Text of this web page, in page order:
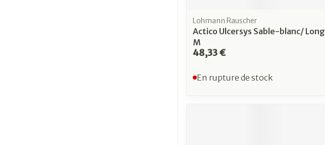
Lohmann Rauscher
Actico Ulcersys Sable-blanc/ Long
M
48,33 €
En rupture de stock